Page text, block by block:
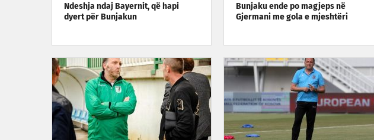
Ndeshja ndaj Bayernit, që hapi
dyert për Bunjakun
Bunjaku ende po magjeps në
Gjermani me gola e mjeshtëri